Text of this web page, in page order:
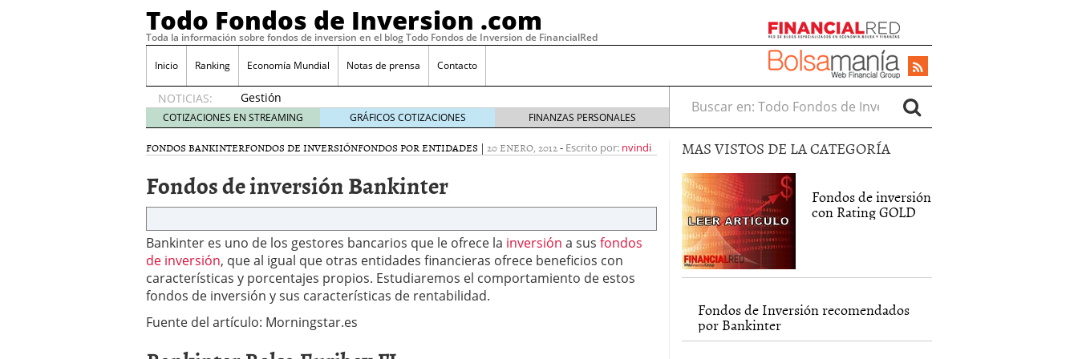
Todo Fondos de Inversion .com
Toda la información sobre fondos de inversion en el blog Todo Fondos de Inversion de FinancialRed
Inicio Ranking Economía Mundial Notas de prensa Contacto
NOTICIAS:
Gestión
pasiva
contra
gestión
España:
el
debate
no es
debate
febrero
28, 2026
Renta variable española: la categoría más rentable de 2025 a la que nadie
quería entrar febrero 23, 2026
apostando por la deuda febrero 16, 2026
COTIZACIONES EN STREAMING GRÁFICOS COTIZACIONES FINANZAS PERSONALES
Buscar en:
FONDOS BANKINTERFONDOS DE INVERSIÓNFONDOS POR ENTIDADES | 20 ENERO, 2012- Escrito por: nvindi
Fondos de inversión Bankinter
Bankinter es uno de los gestores bancarios que le ofrece la inversión a sus fondos
de inversión, que al igual que otras entidades financieras ofrece beneficios con
características y porcentajes propios. Estudiaremos el comportamiento de estos
fondos de inversión y sus características de rentabilidad.
Fuente del artículo: Morningstar.es
MAS VISTOS DE LA CATEGORÍA
Fondos de inversión
con Rating GOLD
Fondos de Inversión recomendados
por Bankinter